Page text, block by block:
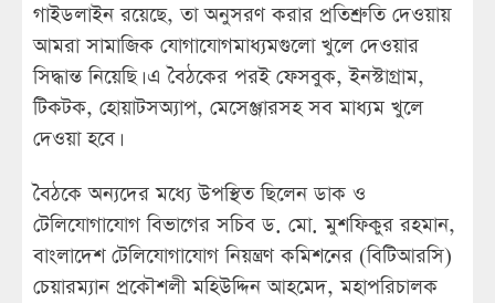
গাইডলাইন রয়েছে, তা অনুসরণ করার প্রতিশ্রুতি দেওয়ায়
আমরা সামাজিক যোগাযোগমাধ্যমগুলো খুলে দেওয়ার
সিদ্ধান্ত নিয়েছি। এ বৈঠকের পরই ফেসবুক, ইনস্টাগ্রাম,
টিকটক, হোয়াটসঅ্যাপ, মেসেঞ্জারসহ সব মাধ্যম খুলে
দেওয়া হবে।
বৈঠকে অন্যদের মধ্যে উপস্থিত ছিলেন ডাক ও
টেলিযোগাযোগ বিভাগের সচিব ড. মো. মুশফিকুর রহমান,
বাংলাদেশ টেলিযোগাযোগ নিয়ন্ত্রণ কমিশনের (বিটিআরসি)
চেয়ারম্যান প্রকৌশলী মহিউদ্দিন আহমেদ, মহাপরিচালক